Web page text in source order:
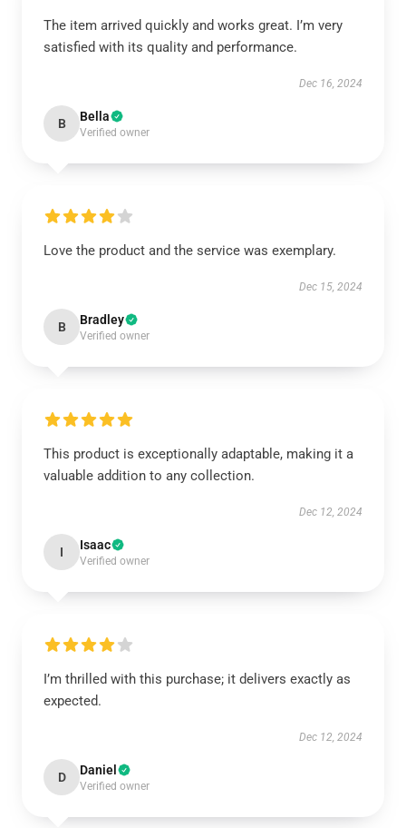
The item arrived quickly and works great. I’m very
satisfied with its quality and performance.
Dec 16, 2024
B Bella
Verified owner
Love the product and the service was exemplary.
Dec 15, 2024
B Bradley
Verified owner
This product is exceptionally adaptable, making it a
valuable addition to any collection.
Dec 12, 2024
I Isaac
Verified owner
I’m thrilled with this purchase; it delivers exactly as
expected.
Dec 12, 2024
D Daniel
Verified owner